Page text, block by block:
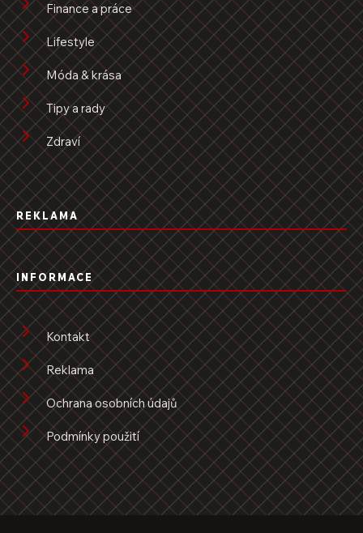
Finance a práce
Lifestyle
Móda & krása
Tipy a rady
Zdraví
REKLAMA
INFORMACE
Kontakt
Reklama
Ochrana osobních údajů
Podmínky použití